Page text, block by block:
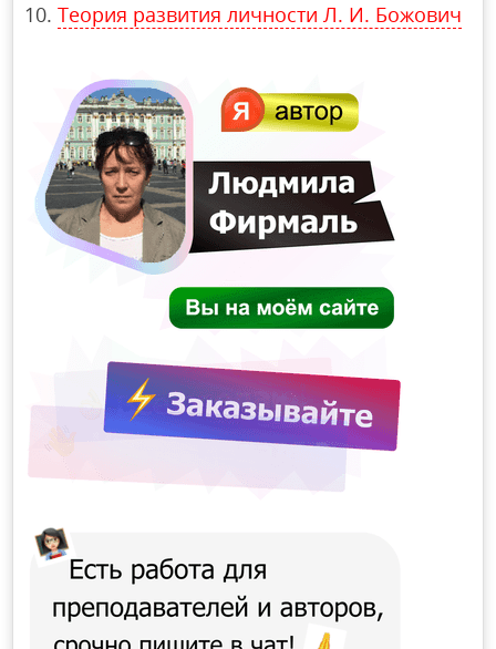
Теория развития личности Л. И. Божович